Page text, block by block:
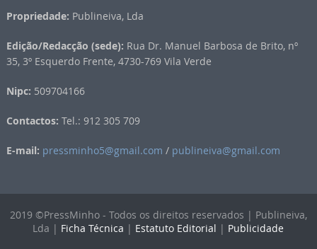
Propriedade: Publineiva, Lda
Edição/Redacção (sede): Rua Dr. Manuel Barbosa de Brito, nº
35, 3º Esquerdo Frente, 4730-769 Vila Verde
Nipc: 509704166
Contactos: Tel.: 912 305 709
E-mail: pressminho5@gmail.com / publineiva@gmail.com
2019 ©PressMinho - Todos os direitos reservados | Publineiva,
Lda | Ficha Técnica | Estatuto Editorial | Publicidade